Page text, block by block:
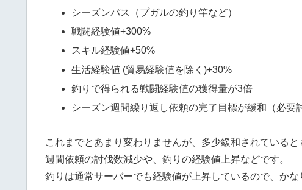
シーズンパス（プガルの釣り竿など）
戦闘経験値+300%
スキル経験値+50%
生活経験値 (貿易経験値を除く)+30%
釣りで得られる戦闘経験値の獲得量が3倍
シーズン週間繰り返し依頼の完了目標が緩和（必要
これまでとあまり変わりませんが、多少緩和されていると
週間依頼の討伐数減少や、釣りの経験値上昇などです。
釣りは通常サーバーでも経験値が上昇しているので、かな